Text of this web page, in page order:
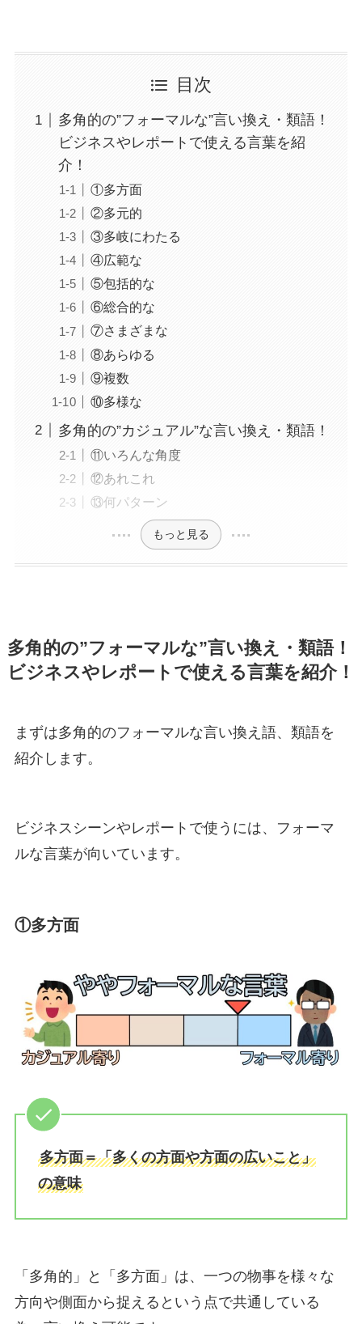
目次
多角的の”フォーマルな”言い換え・類語！
ビジネスやレポートで使える言葉を紹
介！
①多方面
②多元的
③多岐にわたる
④広範な
⑤包括的な
⑥総合的な
⑦さまざまな
⑧あらゆる
⑨複数
⑩多様な
多角的の”カジュアル”な言い換え・類語！
⑪いろんな角度
⑫あれこれ
⑬何パターン
もっと見る
多角的の”フォーマルな”言い換え・類語！
ビジネスやレポートで使える言葉を紹介！
まずは多角的のフォーマルな言い換え語、類語を
紹介します。
ビジネスシーンやレポートで使うには、フォーマ
ルな言葉が向いています。
①多方面
多方面＝「多くの方面や方面の広いこと」
の意味
「多角的」と「多方面」は、一つの物事を様々な
方向や側面から捉えるという点で共通している